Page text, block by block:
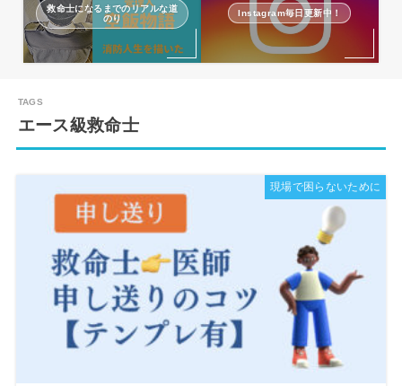
救命士になるまでのリアルな道
のり
Instagram毎日更新中！
エース級救命士
現場で困らないために